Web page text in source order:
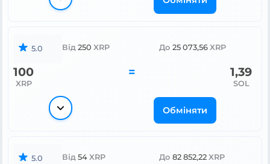
5.0 Від 250 XRP До 25 073,56 XRP
100
XRP
= 1,39
SOL
Обміняти
5.0 Від 54 XRP До 82 852,22 XRP